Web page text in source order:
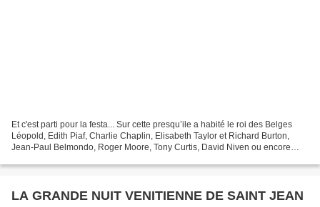
Et c'est parti pour la festa... Sur cette presqu’ile a habité le roi des Belges
Léopold, Edith Piaf, Charlie Chaplin, Elisabeth Taylor et Richard Burton,
Jean-Paul Belmondo, Roger Moore, Tony Curtis, David Niven ou encore
LA GRANDE NUIT VENITIENNE DE SAINT JEAN